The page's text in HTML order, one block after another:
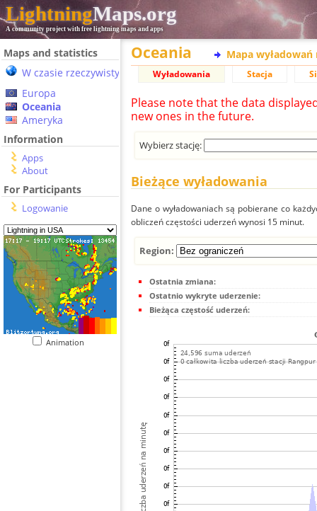
LightningMaps.org
A community project with free lightning maps and apps
Maps and statistics
W czasie rzeczywistym
Europa
Oceania
Ameryka
Information
Apps
About
For Participants
Logowanie
Animation
Oceania Mapa wyładowań
Wyładowania Stacja
Please note that the data
new ones in the future.
Wybierz stację:
Bieżące wyładowania
Dane o wyładowaniach są pobierane co
obliczeń częstości uderzeń wynosi 15 minut.
Region:
Ostatnia zmiana:
Ostatnio wykryte uderzenie:
Bieżąca częstość uderzeń: